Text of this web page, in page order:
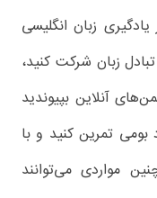
زبان انگلیسی
زبان شرکت کنید،
آنلاین بپیوندید
بومی تمرین کنید و با
مواردی می‌توانند